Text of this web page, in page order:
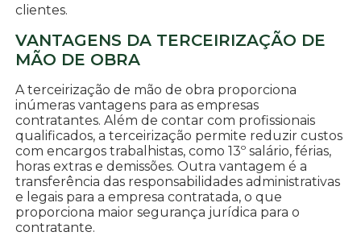
clientes.
VANTAGENS DA TERCEIRIZAÇÃO DE
MÃO DE OBRA
A terceirização de mão de obra proporciona
inúmeras vantagens para as empresas
contratantes. Além de contar com profissionais
qualificados, a terceirização permite reduzir custos
com encargos trabalhistas, como 13º salário, férias,
horas extras e demissões. Outra vantagem é a
transferência das responsabilidades administrativas
e legais para a empresa contratada, o que
proporciona maior segurança jurídica para o
contratante.